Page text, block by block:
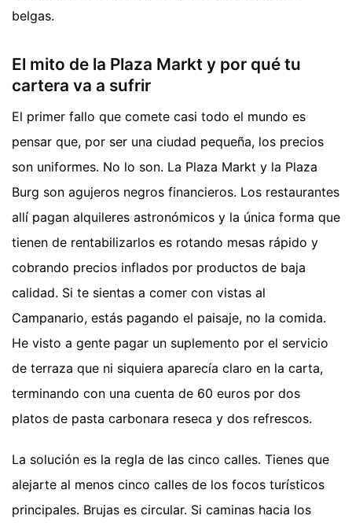
belgas.
El mito de la Plaza Markt y por qué tu
cartera va a sufrir
El primer fallo que comete casi todo el mundo es
pensar que, por ser una ciudad pequeña, los precios
son uniformes. No lo son. La Plaza Markt y la Plaza
Burg son agujeros negros financieros. Los restaurantes
allí pagan alquileres astronómicos y la única forma que
tienen de rentabilizarlos es rotando mesas rápido y
cobrando precios inflados por productos de baja
calidad. Si te sientas a comer con vistas al
Campanario, estás pagando el paisaje, no la comida.
He visto a gente pagar un suplemento por el servicio
de terraza que ni siquiera aparecía claro en la carta,
terminando con una cuenta de 60 euros por dos
platos de pasta carbonara reseca y dos refrescos.
La solución es la regla de las cinco calles. Tienes que
alejarte al menos cinco calles de los focos turísticos
principales. Brujas es circular. Si caminas hacia los